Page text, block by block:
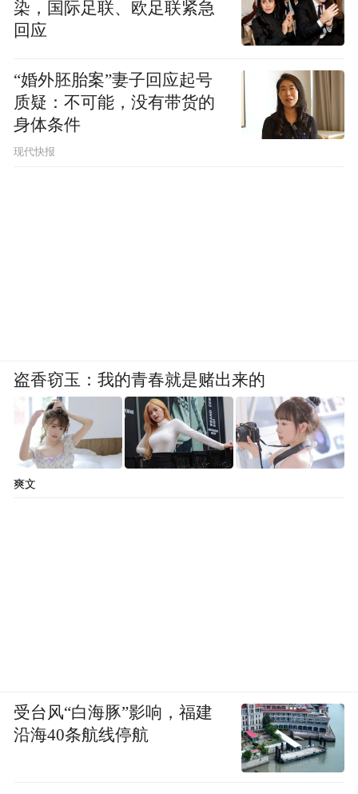
染，国际足联、欧足联紧急
回应
“婚外胚胎案”妻子回应起号
质疑：不可能，没有带货的
身体条件
现代快报
盗香窃玉：我的青春就是赌出来的
爽文
受台风“白海豚”影响，福建
沿海40条航线停航